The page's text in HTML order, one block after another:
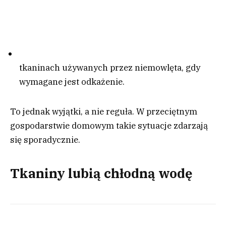
tkaninach używanych przez niemowlęta, gdy
wymagane jest odkażenie.
To jednak wyjątki, a nie reguła. W przeciętnym
gospodarstwie domowym takie sytuacje zdarzają
się sporadycznie.
Tkaniny lubią chłodną wodę